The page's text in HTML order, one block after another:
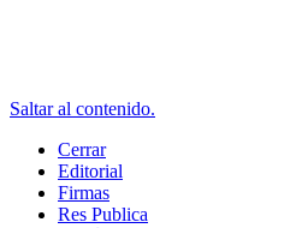
Saltar al contenido.
Cerrar
Editorial
Firmas
Res Publica